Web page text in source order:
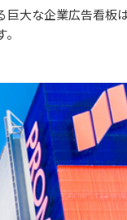
大な企業広告看板は